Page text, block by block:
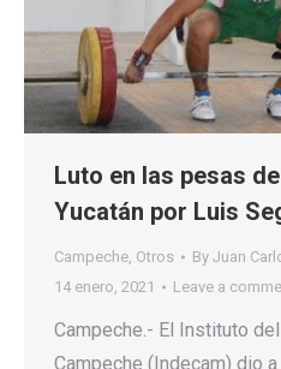
Luto en las pesas
Yucatán por Luis
Campeche, Otros By Juan
14 enero, 2021
Leave a
Campeche.- El Instituto
Campeche (Indecam) dio